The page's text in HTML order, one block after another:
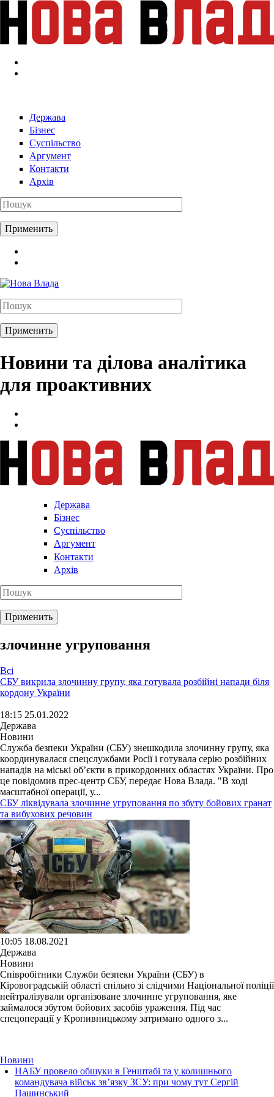
Перейти к основному содержанию
Держава
Бізнес
Суспільство
Аргумент
Контакти
Архів
Новини та ділова аналітика
для проактивних
Держава
Бізнес
Суспільство
Аргумент
Контакти
Архів
злочинне угруповання
Всі
СБУ викрила злочинну групу, яка готувала розбійні напади біля
кордону України
18:15 25.01.2022
Держава
Новини
Служба безпеки України (СБУ) знешкодила злочинну групу, яка
координувалася спецслужбами Росії і готувала серію розбійних
нападів на міські об’єкти в прикордонних областях України. Про
це повідомив прес-центр СБУ, передає Нова Влада. "В ході
масштабної операції, у...
СБУ ліквідувала злочинне угруповання по збуту бойових гранат
та вибухових речовин
10:05 18.08.2021
Держава
Новини
Співробітники Служби безпеки України (СБУ) в
Кіровоградській області спільно зі слідчими Національної поліції
нейтралізували організоване злочинне угруповання, яке
займалося збутом бойових засобів ураження. Під час
спецоперації у Кропивницькому затримано одного з...
Новини
НАБУ провело обшуки в Генштабі та у колишнього
командувача військ зв’язку ЗСУ: при чому тут Сергій
Пашинський